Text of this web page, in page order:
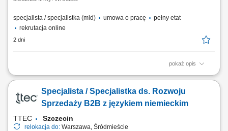
specjalista / specjalistka (mid) umowa o pracę
pełny etat
rekrutacja online
2 dni
pokaż opis
aktywne pozyskiwanie nowych klientów B2B i rozwijanie sieci
oraz zapewnianie im wsparcia, prowadzenie negocjacji handlowych i
przygotowywanie ofert dopasowanych do potrzeb klientów, współpraca
Specjalista / Specjalistka ds. Rozwoju
Sprzedaży B2B z językiem niemieckim
TTEC Szczecin
relokacja do: Warszawa, Śródmieście